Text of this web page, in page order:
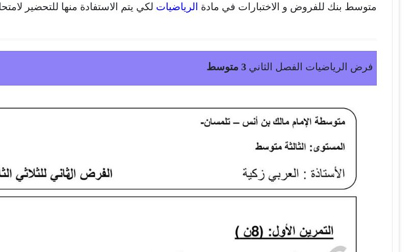
متوسط بنك للفروض و الاختبارات في مادة الرياضيات لكي يتم الاستفادة منها للتحضير
فرض الرياضيات الفصل الثاني 3 متوسط